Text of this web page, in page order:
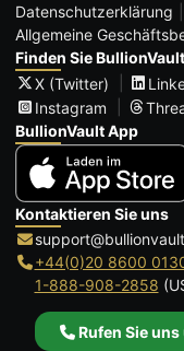
Datenschutzerklärung
Allgemeine
Finden Sie
X (Twitter)
Instagram
BullionVault App
Kontaktieren Sie uns
+44(0)20 8600
1-888-908-2858
Rufen Sie uns